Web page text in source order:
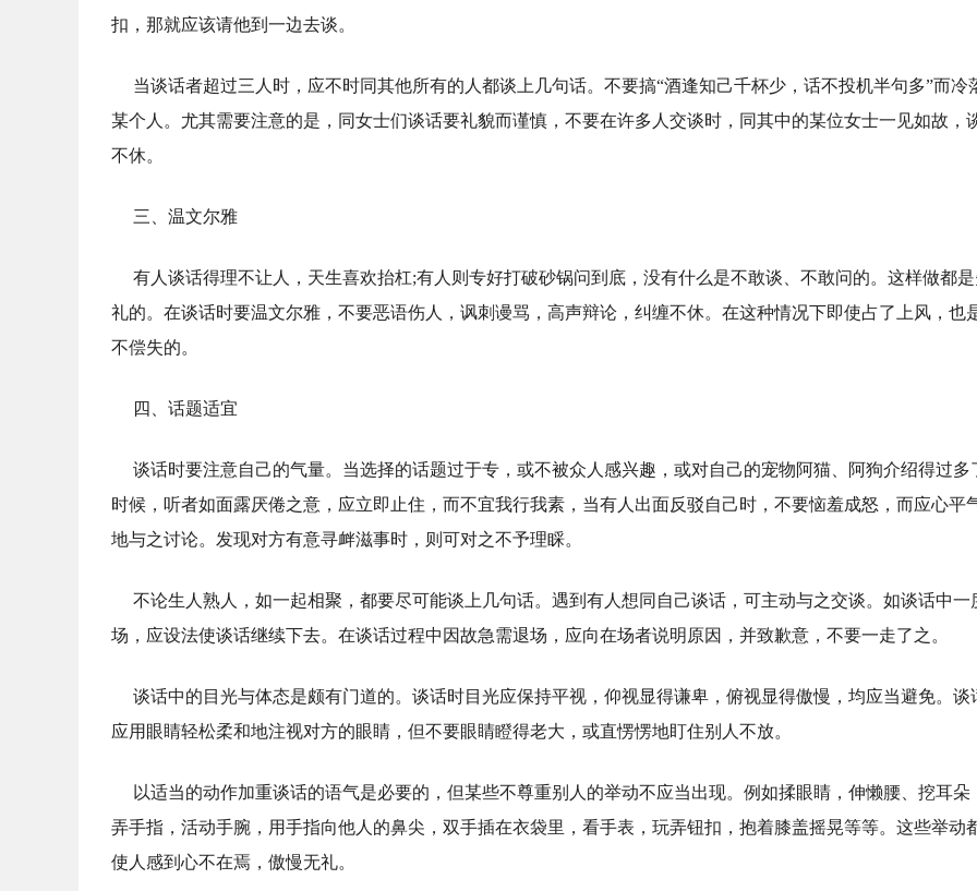
扣，那就应该请他到一边去谈。
当谈话者超过三人时，应不时同其他所有的人都谈上几句话。不要搞“酒逢知己千杯少，话不投机半句多”而冷
某个人。尤其需要注意的是，同女士们谈话要礼貌而谨慎，不要在许多人交谈时，同其中的某位女士一见如故，
不休。
三、温文尔雅
有人谈话得理不让人，天生喜欢抬杠;有人则专好打破砂锅问到底，没有什么是不敢谈、不敢问的。这样做都是
礼的。在谈话时要温文尔雅，不要恶语伤人，讽刺谩骂，高声辩论，纠缠不休。在这种情况下即使占了上风，也
不偿失的。
四、话题适宜
谈话时要注意自己的气量。当选择的话题过于专，或不被众人感兴趣，或对自己的宠物阿猫、阿狗介绍得过多
时候，听者如面露厌倦之意，应立即止住，而不宜我行我素，当有人出面反驳自己时，不要恼羞成怒，而应心平
地与之讨论。发现对方有意寻衅滋事时，则可对之不予理睬。
不论生人熟人，如一起相聚，都要尽可能谈上几句话。遇到有人想同自己谈话，可主动与之交谈。如谈话中一
场，应设法使谈话继续下去。在谈话过程中因故急需退场，应向在场者说明原因，并致歉意，不要一走了之。
谈话中的目光与体态是颇有门道的。谈话时目光应保持平视，仰视显得谦卑，俯视显得傲慢，均应当避免。谈
应用眼睛轻松柔和地注视对方的眼睛，但不要眼睛瞪得老大，或直愣愣地盯住别人不放。
以适当的动作加重谈话的语气是必要的，但某些不尊重别人的举动不应当出现。例如揉眼睛，伸懒腰、挖耳朵
弄手指，活动手腕，用手指向他人的鼻尖，双手插在衣袋里，看手表，玩弄钮扣，抱着膝盖摇晃等等。这些举动
使人感到心不在焉，傲慢无礼。